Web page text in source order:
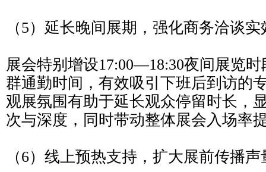
（5）延长晚间展期，强化商务洽谈实
展会特别增设17:00—18:30夜间展览
群通勤时间，有效吸引下班后到访的
观展氛围有助于延长观众停留时长，
次与深度，同时带动整体展会入场率
（6）线上预热支持，扩大展前传播声